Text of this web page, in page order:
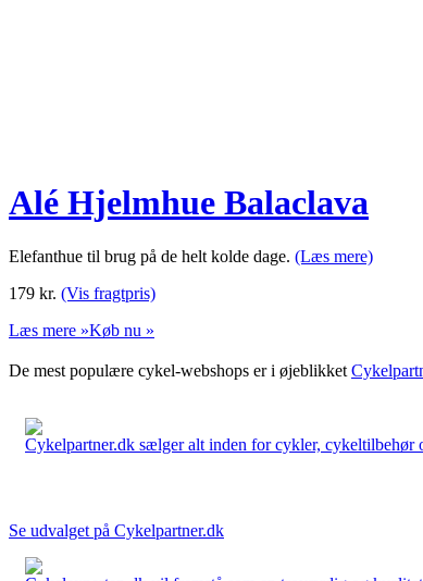
Alé Hjelmhue Balaclava
Elefanthue til brug på de helt kolde dage. (Læs mere)
179 kr. (Vis fragtpris)
Læs mere »Køb nu »
De mest populære cykel-webshops er i øjeblikket
Cykelpartner.dk sælger alt inden for cykler, cykeltilbehør
Se udvalget på Cykelpartner.dk